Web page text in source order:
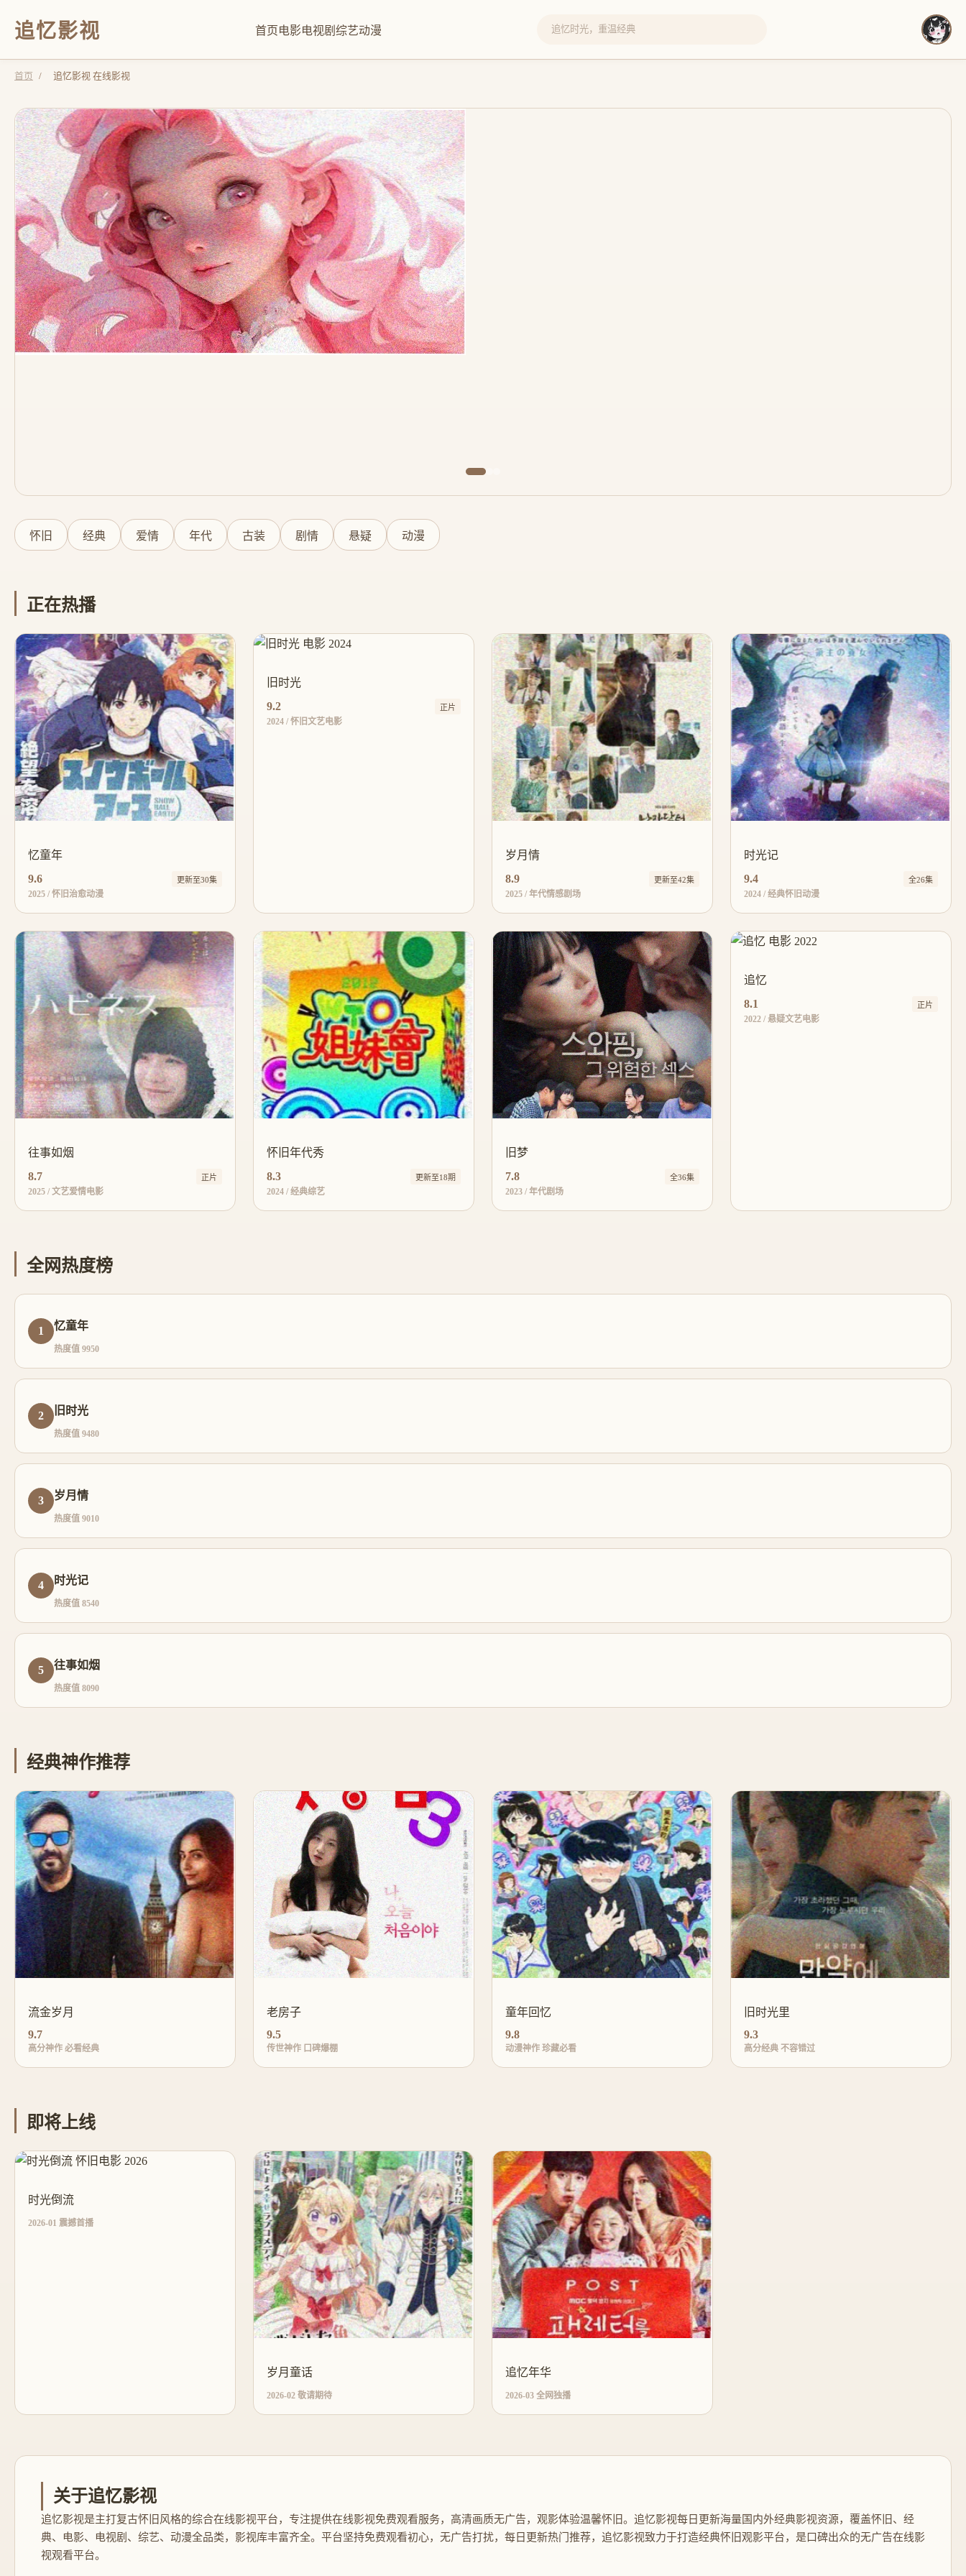
追忆影视 首页 电影电视剧综艺动漫
首页 / 追忆影视 在线影视
怀旧 经典 爱情 年代 古装 剧情 悬疑 动漫
正在热播
忆童年
9.6
更新至30集
2025 / 怀旧治愈动漫
旧时光
9.2
正片
2024 / 怀旧文艺电影
岁月情
8.9
更新至42集
2025 / 年代情感剧场
时光记
9.4
全26集
2024 / 经典怀旧动漫
往事如烟
8.7
正片
2025 / 文艺爱情电影
怀旧年代秀
8.3
更新至18期
2024 / 经典综艺
旧梦
7.8
全36集
2023 / 年代剧场
追忆
8.1
正片
2022 / 悬疑文艺电影
全网热度榜
1 忆童年
热度值 9950
2 旧时光
热度值 9480
3 岁月情
热度值 9010
4 时光记
热度值 8540
5 往事如烟
热度值 8090
经典神作推荐
流金岁月
9.7
高分神作 必看经典
老房子
9.5
传世神作 口碑爆棚
童年回忆
9.8
动漫神作 珍藏必看
旧时光里
9.3
高分经典 不容错过
即将上线
即将上线
时光倒流
2026-01 震撼首播
即将上线
岁月童话
2026-02 敬请期待
即将上线
追忆年华
2026-03 全网独播
关于追忆影视
追忆影视是主打复古怀旧风格的综合在线影视平台，专注提供在线影视免费观看服务，高清画质无广告，观影体验温馨怀旧。追忆影视每日更新海量国内外经典影视资源，覆盖怀旧、经
典、电影、电视剧、综艺、动漫全品类，影视库丰富齐全。平台坚持免费观看初心，无广告打扰，每日更新热门推荐，追忆影视致力于打造经典怀旧观影平台，是口碑出众的无广告在线影
视观看平台。